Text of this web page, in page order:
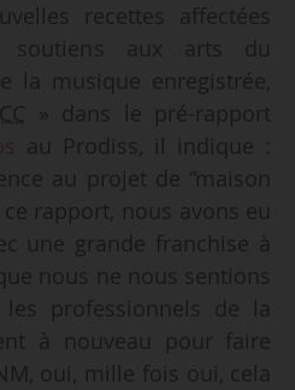
recettes affectées
soutiens aux arts du
la musique enregistrée,
» dans le pré-rapport
au Prodiss, il indique :
au projet de “maison
ce rapport, nous avons eu
une grande franchise à
nous ne nous sentions
professionnels de la
à nouveau pour faire
oui, mille fois oui, cela